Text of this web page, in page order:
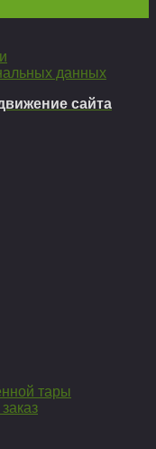
данных
сайта
тары